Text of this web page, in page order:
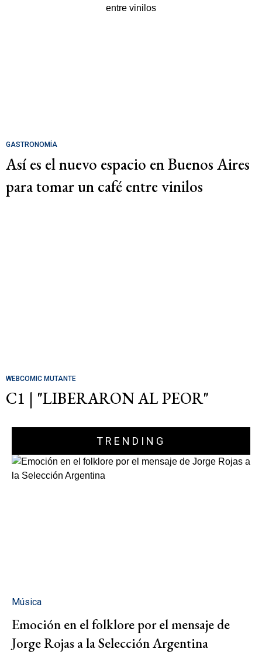
GASTRONOMÍA
Así es el nuevo espacio en Buenos Aires
para tomar un café entre vinilos
WEBCOMIC MUTANTE
C1 | "LIBERARON AL PEOR"
TRENDING
Música
Emoción en el folklore por el mensaje de
Jorge Rojas a la Selección Argentina